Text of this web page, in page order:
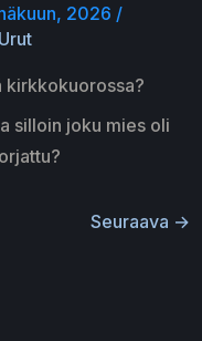
2026 /
Urut
kirkkokuorossa?
silloin joku mies oli
Seuraava →